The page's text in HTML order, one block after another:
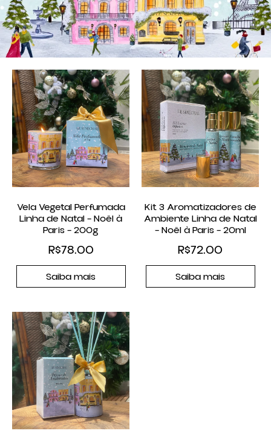
Vela Vegetal Perfumada
Linha de Natal – Noël à
Paris – 200g
R$78.00
Saiba mais
Kit 3 Aromatizadores de
Ambiente Linha de Natal
– Noël à Paris – 20ml
R$72.00
Saiba mais